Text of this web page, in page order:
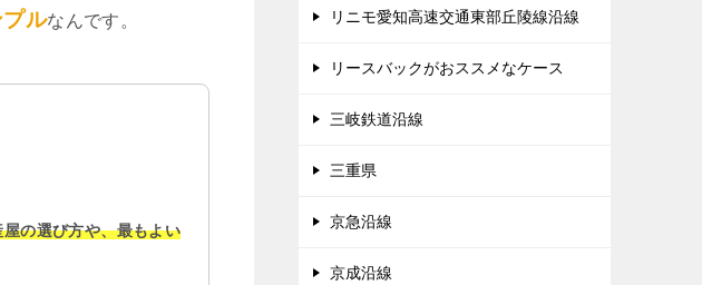
ルなんです。
の選び方や、最もよい
リニモ愛知高速交通東部丘陵線沿線
リースバックがおススメなケース
三岐鉄道沿線
三重県
京急沿線
京成沿線